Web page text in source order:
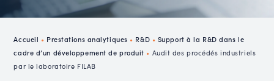
Accueil • Prestations analytiques • R&D • Support à la R&D dans le
cadre d’un développement de produit • Audit des procédés industriels
par le laboratoire FILAB